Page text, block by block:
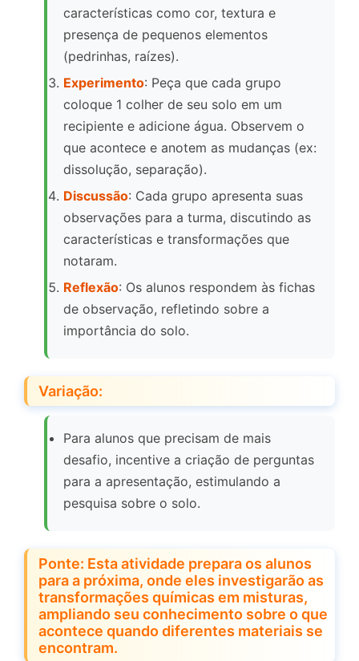
características como cor, textura e
presença de pequenos elementos
(pedrinhas, raízes).
Experimento: Peça que cada grupo
coloque 1 colher de seu solo em um
recipiente e adicione água. Observem o
que acontece e anotem as mudanças (ex:
dissolução, separação).
Discussão: Cada grupo apresenta suas
observações para a turma, discutindo as
características e transformações que
notaram.
Reflexão: Os alunos respondem às fichas
de observação, refletindo sobre a
importância do solo.
Variação:
Para alunos que precisam de mais
desafio, incentive a criação de perguntas
para a apresentação, estimulando a
pesquisa sobre o solo.
Ponte: Esta atividade prepara os alunos
para a próxima, onde eles investigarão as
transformações químicas em misturas,
ampliando seu conhecimento sobre o que
acontece quando diferentes materiais se
encontram.